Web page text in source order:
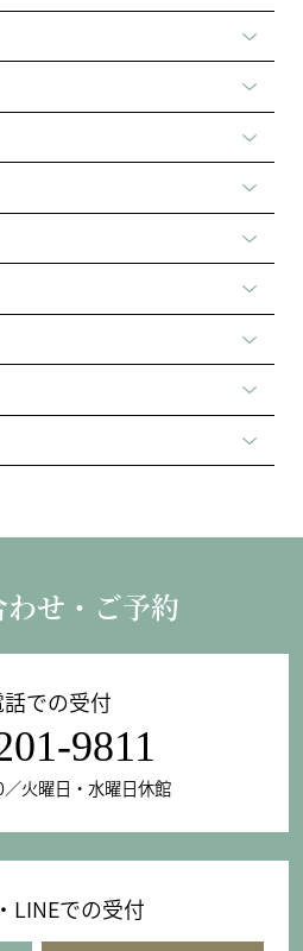
せ・ご予約
話での受付
9811
火曜日・水曜日休館
LINEでの受付